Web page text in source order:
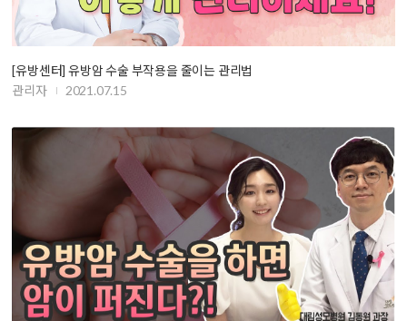
[유방센터] 유방암 수술 부작용을 줄이는 관리법
관리자
2021.07.15